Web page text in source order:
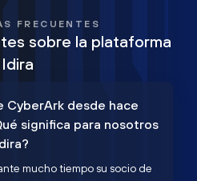
FRECUENTES
sobre la plataforma
Idira
CyberArk desde hace
significa para nosotros
mucho tiempo su socio de